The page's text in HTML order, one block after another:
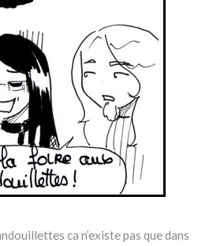
ca n’existe pas que dans